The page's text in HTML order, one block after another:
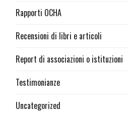
Rapporti OCHA
Recensioni di libri e articoli
Report di associazioni o istituzioni
Testimonianze
Uncategorized